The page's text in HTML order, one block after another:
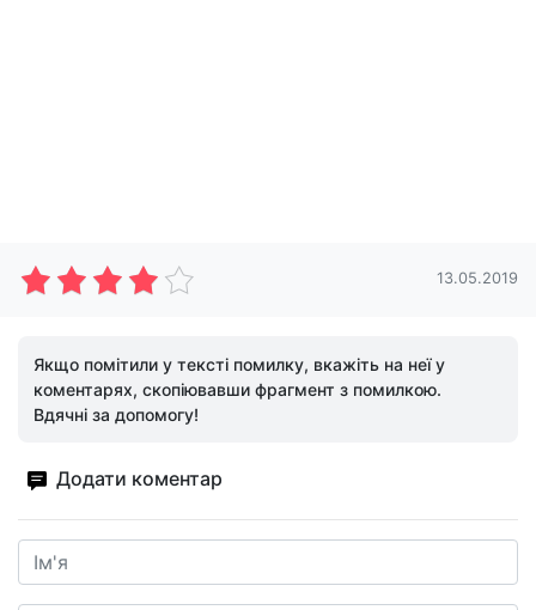
13.05.2019
Якщо помітили у тексті помилку, вкажіть на неї у
коментарях, скопіювавши фрагмент з помилкою.
Вдячні за допомогу!
Додати коментар